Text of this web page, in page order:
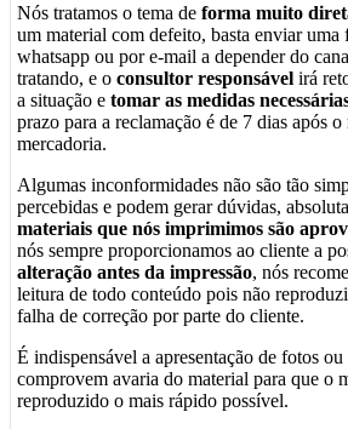
Nós tratamos o tema de forma muito
um material com defeito, basta enviar uma
whatsapp ou por e-mail a depender do
tratando, e o consultor responsável irá
a situação e tomar as medidas
prazo para a reclamação é de 7 dias após
mercadoria.
Algumas inconformidades não são tão
percebidas e podem gerar dúvidas,
materiais que nós imprimimos são
nós sempre proporcionamos ao cliente a
alteração antes da impressão, nós
leitura de todo conteúdo pois não
falha de correção por parte do cliente.
É indispensável a apresentação de fotos ou
comprovem avaria do material para que o
reproduzido o mais rápido possível.